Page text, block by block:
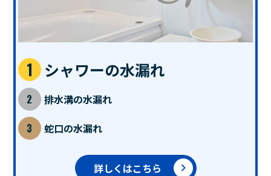
シャワーの水漏れ
排水溝の水漏れ
蛇口の水漏れ
詳しくはこちら